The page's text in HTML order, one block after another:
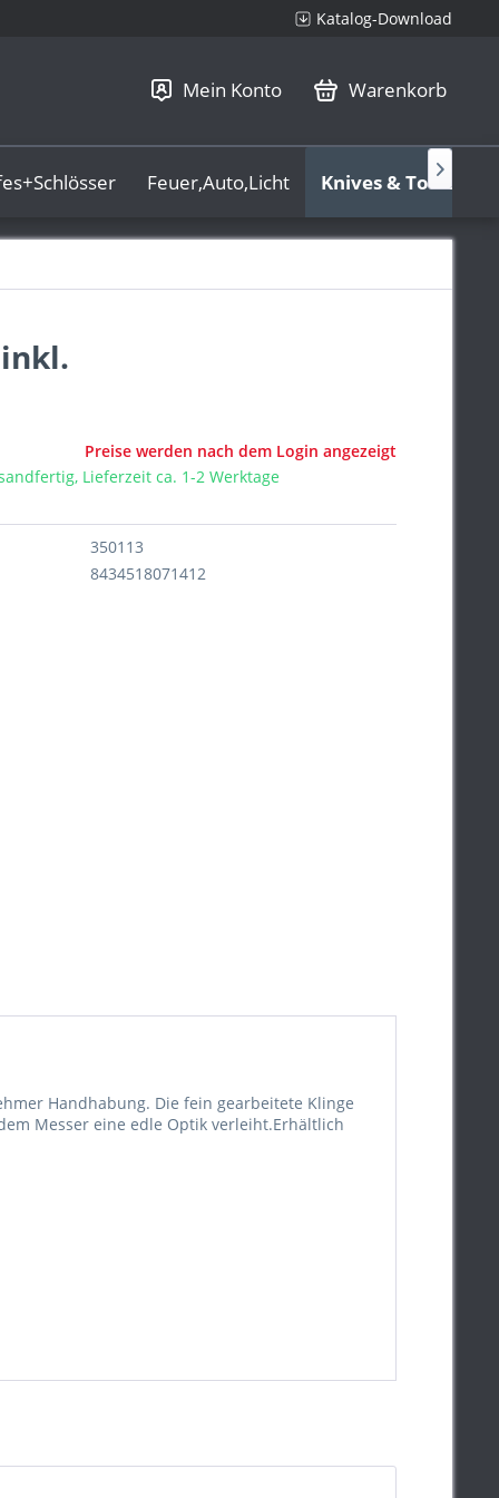
Katalog-Download
Mein Konto Warenkorb
Feuer,Auto,Licht Knives & Tools

Preise werden nach dem Login angezeigt
Lieferzeit ca. 1-2 Werktage
350113
8434518071412
Handhabung. Die fein gearbeitete Klinge
Messer eine edle Optik verleiht.Erhältlich